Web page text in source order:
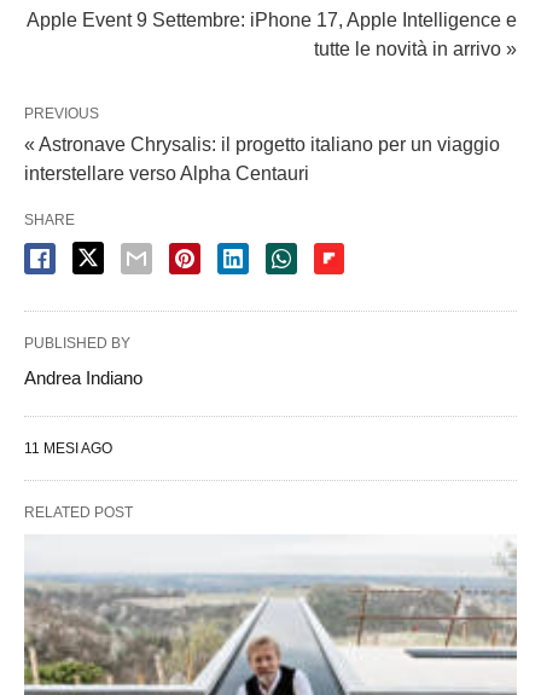
Apple Event 9 Settembre: iPhone 17, Apple Intelligence e
tutte le novità in arrivo »
PREVIOUS
« Astronave Chrysalis: il progetto italiano per un viaggio
interstellare verso Alpha Centauri
SHARE
PUBLISHED BY
Andrea Indiano
11 MESI AGO
RELATED POST